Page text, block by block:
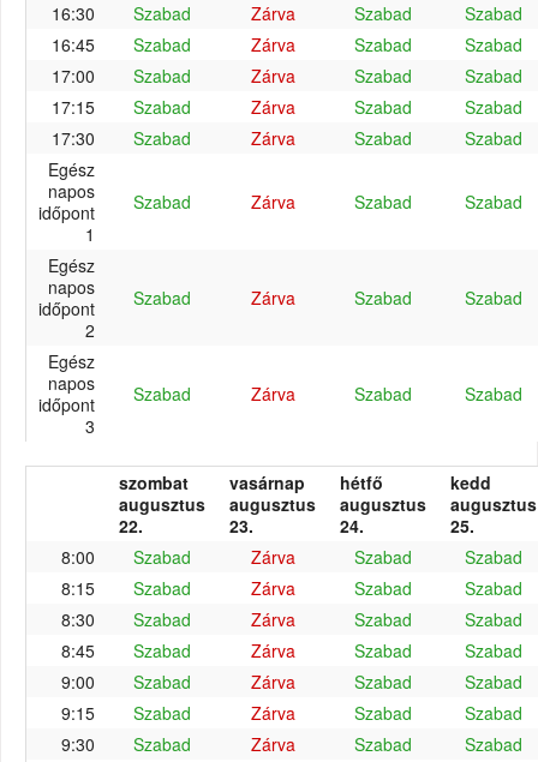
16:30 Szabad Zárva Szabad
Szabad
16:45
Szabad Zárva Szabad
Szabad
17:00
Szabad Zárva Szabad
Szabad
17:15
Szabad Zárva Szabad
Szabad
17:30
Szabad Zárva Szabad
Szabad
Egész
napos
időpont
1
Szabad Zárva Szabad Szabad
Egész
napos
időpont
2
Szabad Zárva Szabad Szabad
Egész
napos
időpont
3
Szabad Zárva Szabad Szabad
szombat
augusztus
22.
vasárnap
augusztus
23.
hétfő
augusztus
24.
kedd
augusztus
25.
8:00
Szabad Zárva Szabad
Szabad
8:15
Szabad Zárva Szabad
Szabad
8:30
Szabad Zárva Szabad
Szabad
8:45
Szabad Zárva Szabad
Szabad
9:00
Szabad Zárva Szabad
Szabad
9:15
Szabad Zárva Szabad
Szabad
9:30
Szabad Zárva Szabad
Szabad